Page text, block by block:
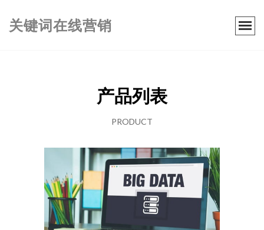
关键词在线营销
产品列表
PRODUCT